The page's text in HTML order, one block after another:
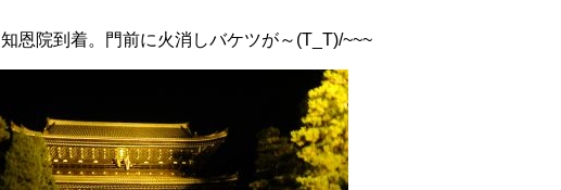
知恩院到着。門前に火消しバケツが～(T_T)/~~~